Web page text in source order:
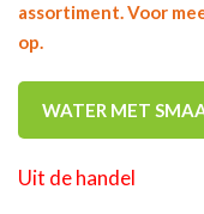
assortiment. Voor
op.
WATER MET
Uit de handel